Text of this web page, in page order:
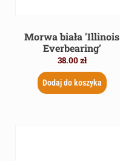
Morwa biała 'Illinois
Everbearing’
38.00zł
Dodaj do koszyka